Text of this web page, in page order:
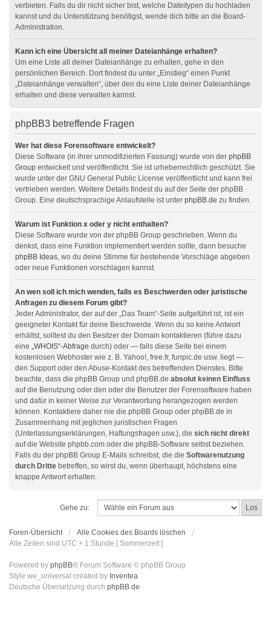
verbieten. Falls du dir nicht sicher bist, welche Dateitypen du hochladen
kannst und du Unterstützung benötigst, wende dich bitte an die Board-
Administration.
Kann ich eine Übersicht all meiner Dateianhänge erhalten?
Um eine Liste all deiner Dateianhänge zu erhalten, gehe in den
persönlichen Bereich. Dort findest du unter „Einstieg“ einen Punkt
„Dateianhänge verwalten“, über den du eine Liste deiner Dateianhänge
erhalten und diese verwalten kannst.
phpBB3 betreffende Fragen
Wer hat diese Forensoftware entwickelt?
Diese Software (in ihrer unmodifizierten Fassung) wurde von der phpBB
Group entwickelt und veröffentlicht. Sie ist urheberrechtlich geschützt. Sie
wurde unter der GNU General Public License veröffentlicht und kann frei
vertrieben werden. Weitere Details findest du auf der Seite der phpBB
Group. Eine deutschsprachige Anlaufstelle ist unter phpBB.de zu finden.
Warum ist Funktion x oder y nicht enthalten?
Diese Software wurde von der phpBB Group geschrieben. Wenn du
denkst, dass eine Funktion implementiert werden sollte, dann besuche
phpBB Ideas, wo du deine Stimme für bestehende Vorschläge abgeben
oder neue Funktionen vorschlagen kannst.
An wen soll ich mich wenden, falls es Beschwerden oder juristische
Anfragen zu diesem Forum gibt?
Jeder Administrator, der auf der „Das Team“-Seite aufgeführt ist, ist ein
geeigneter Kontakt für deine Beschwerde. Wenn du so keine Antwort
erhältst, solltest du den Besitzer der Domain kontaktieren (führe dazu
eine „WHOIS“-Abfrage durch) oder — falls diese Seite bei einem
kostenlosen Webhoster wie z. B. Yahoo!, free.fr, funpic.de usw. liegt —
den Support oder den Abuse-Kontakt des betreffenden Dienstes. Bitte
beachte, dass die phpBB Group und phpBB.de absolut keinen Einfluss
auf die Benutzung oder den oder die Benutzer der Forensoftware haben
und dafür in keiner Weise zur Verantwortung herangezogen werden
können. Kontaktiere daher nie die phpBB Group oder phpBB.de in
Zusammenhang mit jeglichen juristischen Fragen
(Unterlassungserklärungen, Haftungsfragen usw.), die sich nicht direkt
auf die Website phpbb.com oder die phpBB-Software selbst beziehen.
Falls du der phpBB Group E-Mails schreibst, die die Softwarenutzung
durch Dritte betreffen, so wirst du, wenn überhaupt, höchstens eine
knappe Antwort erhalten.
Gehe zu:
Foren-Übersicht
Alle Cookies des Boards löschen
Alle Zeiten sind UTC + 1 Stunde [ Sommerzeit ]
Powered by phpBB® Forum Software © phpBB Group
Style we_universal created by Inventea.
Deutsche Übersetzung durch phpBB.de